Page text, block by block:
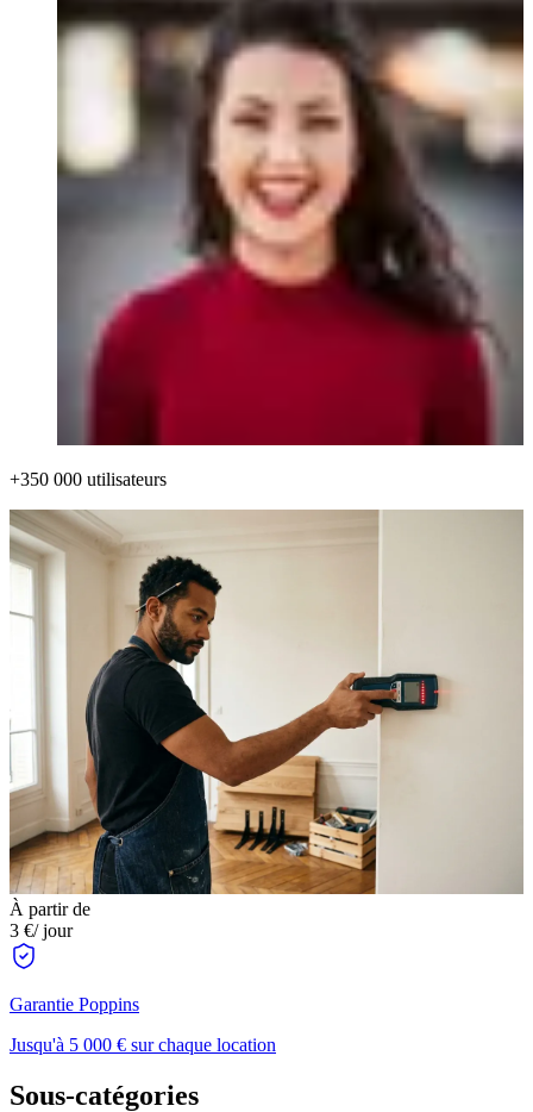
+350 000 utilisateurs
À partir de
3 €/ jour
Garantie Poppins
Jusqu'à 5 000 € sur chaque location
Sous-catégories